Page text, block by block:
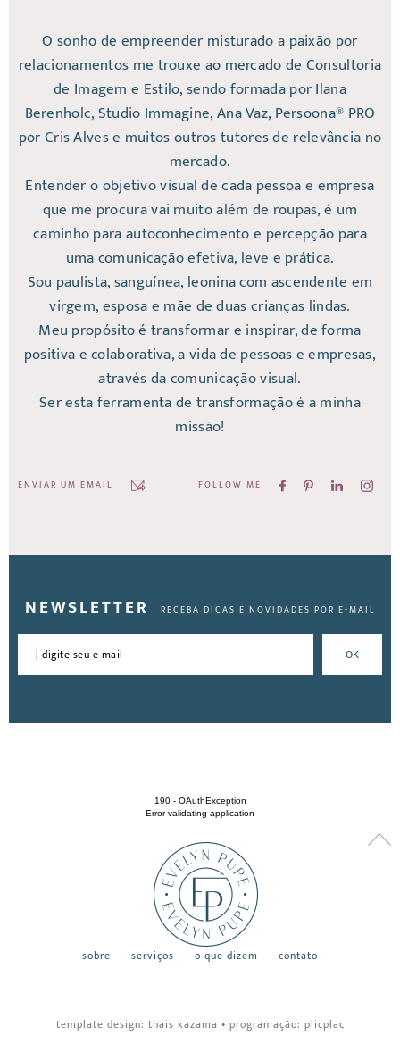
O sonho de empreender misturado a paixão por
relacionamentos me trouxe ao mercado de Consultoria
de Imagem e Estilo, sendo formada por Ilana
Berenholc, Studio Immagine, Ana Vaz, Persoona® PRO
por Cris Alves e muitos outros tutores de relevância no
mercado.
Entender o objetivo visual de cada pessoa e empresa
que me procura vai muito além de roupas, é um
caminho para autoconhecimento e percepção para
uma comunicação efetiva, leve e prática.
Sou paulista, sanguínea, leonina com ascendente em
virgem, esposa e mãe de duas crianças lindas.
Meu propósito é transformar e inspirar, de forma
positiva e colaborativa, a vida de pessoas e empresas,
através da comunicação visual.
Ser esta ferramenta de transformação é a minha
missão!
ENVIAR UM EMAIL FOLLOW ME
NEWSLETTER RECEBA DICAS E NOVIDADES POR E-MAIL
190 - OAuthException
Error validating application
sobre serviços o que dizem contato
template design: thais kazama • programação: plicplac